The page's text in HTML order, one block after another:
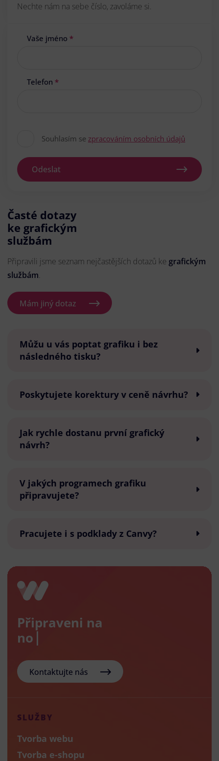
Nechte nám na sebe číslo, zavoláme si.
Vaše jméno *
Telefon *
Souhlasím se zpracováním osobních údajů
Odeslat
Časté dotazy
ke grafickým
službám
Připravili jsme seznam nejčastějších dotazů ke grafickým
službám.
Mám jiný dotaz
Můžu u vás poptat grafiku i bez
následného tisku?
Poskytujete korektury v ceně návrhu?
Jak rychle dostanu první grafický
návrh?
V jakých programech grafiku
připravujete?
Pracujete i s podklady z Canvy?
Připraveni na
nový e-
Kontaktujte nás
SLUŽBY
Tvorba webu
Tvorba e-shopu